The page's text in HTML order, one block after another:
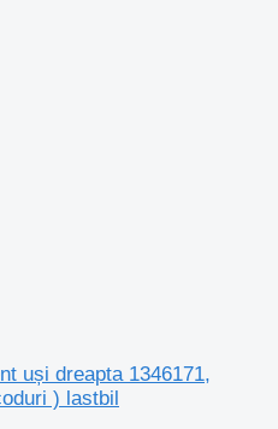
uși dreapta 1346171,
) lastbil